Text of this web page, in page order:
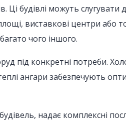
будівлі можуть слугувати
виставкові центри або
чого іншого.
під конкретні потреби.
ангари забезпечують
надає комплексні